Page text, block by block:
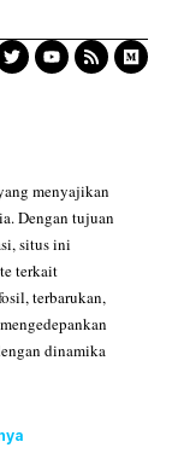
menyajikan
Dengan tujuan
situs ini
terkait
terbarukan,
dinamika